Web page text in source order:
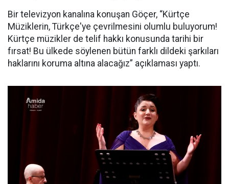
Bir televizyon kanalına konuşan Göçer, “Kürtçe
Müziklerin, Türkçe'ye çevrilmesini olumlu buluyorum!
Kürtçe müzikler de telif hakkı konusunda tarihi bir
fırsat! Bu ülkede söylenen bütün farklı dildeki şarkıları
haklarını koruma altına alacağız” açıklaması yaptı.